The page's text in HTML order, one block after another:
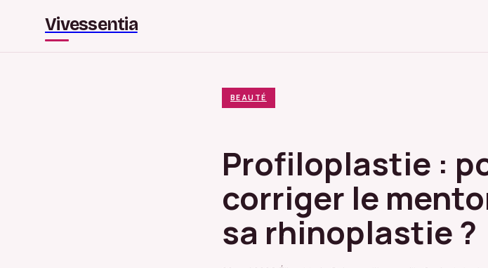
Vivessentia
BEAUTÉ
Profiloplastie :
corriger le
sa rhinoplastie ?